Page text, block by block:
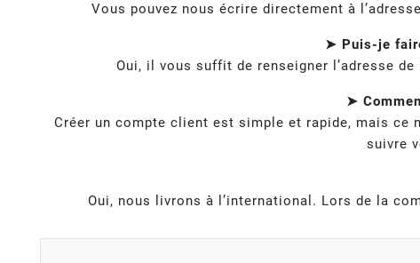
Vous pouvez nous écrire directement à l’adresse
➤ Puis-je
Oui, il vous suffit de renseigner l’adresse
➤
Créer un compte client est simple et rapide, mais ce
suivre
Oui, nous livrons à l’international. Lors de la